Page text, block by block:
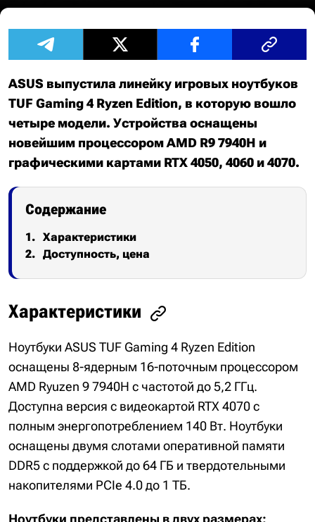
ASUS выпустила линейку игровых ноутбуков
TUF Gaming 4 Ryzen Edition, в которую вошло
четыре модели. Устройства оснащены
новейшим процессором AMD R9 7940H и
графическими картами RTX 4050, 4060 и 4070.
Содержание
Характеристики
Доступность, цена
Характеристики
Ноутбуки ASUS TUF Gaming 4 Ryzen Edition
оснащены 8-ядерным 16-поточным процессором
AMD Ryuzen 9 7940H с частотой до 5,2 ГГц.
Доступна версия с видеокартой RTX 4070 с
полным энергопотреблением 140 Вт. Ноутбуки
оснащены двумя слотами оперативной памяти
DDR5 с поддержкой до 64 ГБ и твердотельными
накопителями PCIe 4.0 до 1 ТБ.
Ноутбуки представлены в двух размерах: